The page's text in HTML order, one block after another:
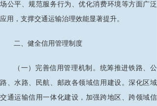
场公平、规范服务行为、优化消费环境等方面广泛
应用，支撑交通运输治理效能显著提升。
二、健全信用管理制度
（一）完善信用管理机制。统筹推进铁路、公
路、水路、民航、邮政各领域信用建设。深化区域
交通运输信用一体化建设，加强跨地区、跨领域信